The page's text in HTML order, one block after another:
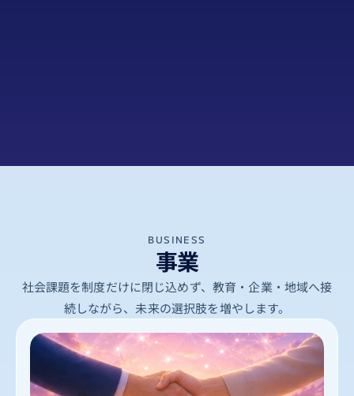
BUSINESS
事業
社会課題を制度だけに閉じ込めず、教育・企業・地域へ接
続しながら、未来の選択肢を増やします。